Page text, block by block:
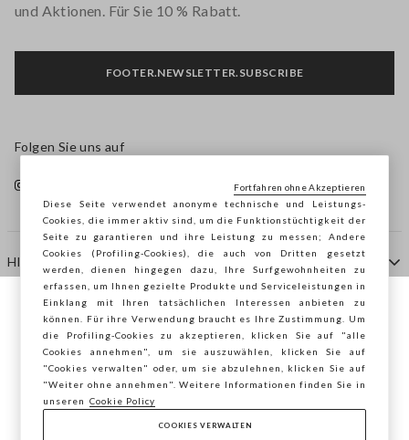
HILFE
AGENTUR
KONTAKTE
und Aktionen. Für Sie 10 % Rabatt.
FOOTER.NEWSLETTER.SUBSCRIBE
Folgen Sie uns auf
Sie surfen auf der Seite von STEFANEL
Deutschland, möchten Sie Ihren Standort
speichern?
BESTÄTIGEN
Diese Seite verwendet anonyme technische und Leistungs-
Cookies, die immer aktiv sind, um die Funktionstüchtigkeit der
Seite zu garantieren und ihre Leistung zu messen; Andere
Cookies (Profiling-Cookies), die auch von Dritten gesetzt
werden, dienen hingegen dazu, Ihre Surfgewohnheiten zu
erfassen, um Ihnen gezielte Produkte und Serviceleistungen in
Einklang mit Ihren tatsächlichen Interessen anbieten zu
können. Für ihre Verwendung braucht es Ihre Zustimmung. Um
die Profiling-Cookies zu akzeptieren, klicken Sie auf "alle
Cookies annehmen", um sie auszuwählen, klicken Sie auf
"Cookies verwalten" oder, um sie abzulehnen, klicken Sie auf
"Weiter ohne annehmen". Weitere Informationen finden Sie in
unseren
Cookie Policy
COOKIES VERWALTEN
Fortfahren ohne Akzeptieren